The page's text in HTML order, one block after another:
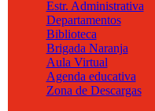
Estr. Administrativa
Departamentos
Biblioteca
Brigada Naranja
Aula Virtual
Agenda educativa
Zona de Descargas